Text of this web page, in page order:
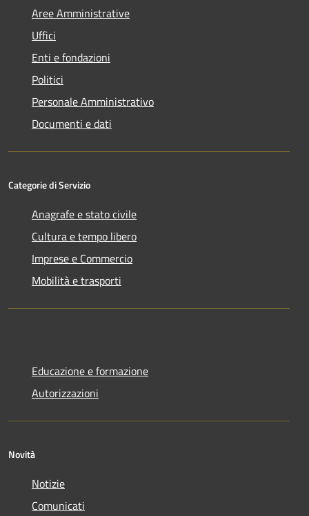
Aree Amministrative
Uffici
Enti e fondazioni
Politici
Personale Amministrativo
Documenti e dati
Categorie di Servizio
Anagrafe e stato civile
Cultura e tempo libero
Imprese e Commercio
Mobilità e trasporti
Educazione e formazione
Autorizzazioni
Novità
Notizie
Comunicati